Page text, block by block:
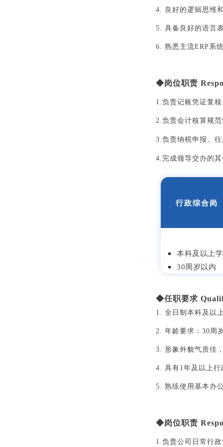
4. 良好的逻辑思维
5. 具备良好的语言
6. 熟悉主流ERP系
◆岗位职责
1.负责记账凭证复
2.负责会计核算规
3.负责纳税申报、
4.完成领导交办的
行政综合岗
本科及以上
30周岁以内
◆任职要求
1. 全日制本科及以
2. 年龄要求： 30周
3. 形象外貌气质佳
4. 具有1年及以上
5. 熟练使用基本办
◆岗位职责
1.负责公司日常行